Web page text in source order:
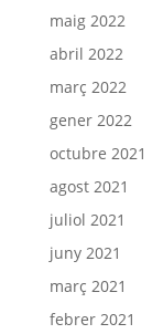
maig 2022
abril 2022
març 2022
gener 2022
octubre 2021
agost 2021
juliol 2021
juny 2021
març 2021
febrer 2021